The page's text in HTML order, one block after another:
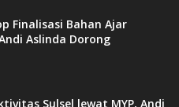
Finalisasi Bahan Ajar
Aslinda Dorong
Sulsel lewat MYP, Andi